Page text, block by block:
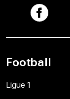
Football
Ligue 1